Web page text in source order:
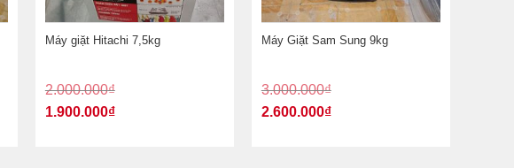
Máy giặt Hitachi 7,5kg
2.000.000₫
1.900.000₫
Máy Giặt Sam Sung 9kg
3.000.000₫
2.600.000₫